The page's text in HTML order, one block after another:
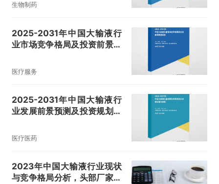
生物制药
2025-2031年中国大输液行
业市场竞争格局及投资前景展
医疗服务
2025-2031年中国大输液行
业发展前景预测及投资规划建
医疗医药
2023年中国大输液行业现状
与竞争格局分析，头部厂家市